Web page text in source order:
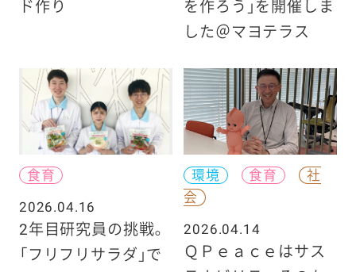
ド作り
を作ろう」を開催しま
した＠マヨテラス
食育
2026.04.16
2年目研究員の挑戦。
「フリフリサラダ」で
環境 食育
社
会
2026.04.14
ＱＰｅａｃｅはサス